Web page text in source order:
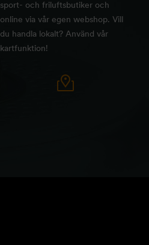
sport- och friluftsbutiker och
online via vår egen webshop. Vill
du handla lokalt? Använd vår
kartfunktion!